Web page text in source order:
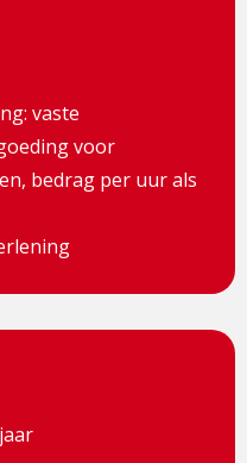
vaste
voor
bedrag per uur als